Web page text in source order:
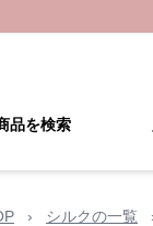
品を検索
› シルクの一覧